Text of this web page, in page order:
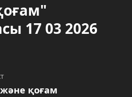
17 03 2026
қоғам